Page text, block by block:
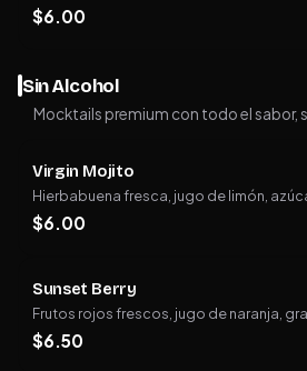
$6.00
Sin Alcohol
Mocktails premium con todo el sabor,
Virgin Mojito
Hierbabuena fresca, jugo de limón,
$6.00
Sunset Berry
Frutos rojos frescos, jugo de naranja,
$6.50